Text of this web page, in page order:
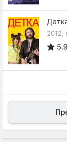
2012,
5.9